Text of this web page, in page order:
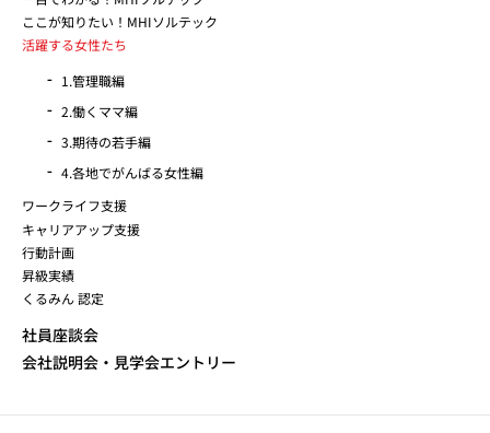
ここが知りたい！MHIソルテック
活躍する女性たち
1.管理職編
2.働くママ編
3.期待の若手編
4.各地でがんばる女性編
ワークライフ支援
キャリアアップ支援
行動計画
昇級実績
くるみん 認定
社員座談会
会社説明会・見学会エントリー